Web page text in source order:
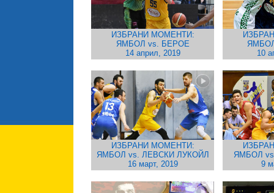
ИЗБРАНИ МОМЕНТИ:
ЯМБОЛ vs. БЕРОЕ
14 април, 2019
10
ИЗБРАНИ МОМЕНТИ:
ЯМБОЛ vs. ЛЕВСКИ ЛУКОЙЛ
16 март, 2019
ЯМБОЛ
9